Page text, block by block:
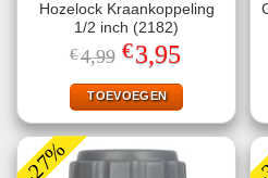
Hozelock Kraankoppeling
1/2 inch (2182)
€4,99 Oorspronkelijke
prijs
was:
€4,99.
€3,95
is:
€3,95.
TOEVOEGEN
-27% -